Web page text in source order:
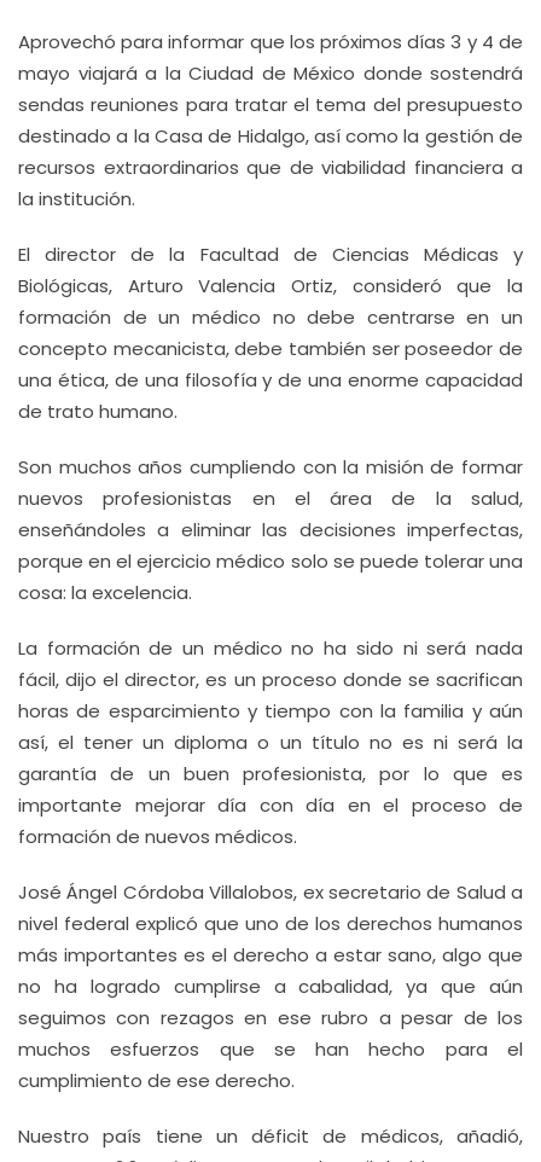
Aprovechó para informar que los próximos días 3 y 4 de
mayo viajará a la Ciudad de México donde sostendrá
sendas reuniones para tratar el tema del presupuesto
destinado a la Casa de Hidalgo, así como la gestión de
recursos extraordinarios que de viabilidad financiera a
la institución.
El director de la Facultad de Ciencias Médicas y
Biológicas, Arturo Valencia Ortiz, consideró que la
formación de un médico no debe centrarse en un
concepto mecanicista, debe también ser poseedor de
una ética, de una filosofía y de una enorme capacidad
de trato humano.
Son muchos años cumpliendo con la misión de formar
nuevos profesionistas en el área de la salud,
enseñándoles a eliminar las decisiones imperfectas,
porque en el ejercicio médico solo se puede tolerar una
cosa: la excelencia.
La formación de un médico no ha sido ni será nada
fácil, dijo el director, es un proceso donde se sacrifican
horas de esparcimiento y tiempo con la familia y aún
así, el tener un diploma o un título no es ni será la
garantía de un buen profesionista, por lo que es
importante mejorar día con día en el proceso de
formación de nuevos médicos.
José Ángel Córdoba Villalobos, ex secretario de Salud a
nivel federal explicó que uno de los derechos humanos
más importantes es el derecho a estar sano, algo que
no ha logrado cumplirse a cabalidad, ya que aún
seguimos con rezagos en ese rubro a pesar de los
muchos esfuerzos que se han hecho para el
cumplimiento de ese derecho.
Nuestro país tiene un déficit de médicos, añadió,